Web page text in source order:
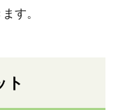
す。
ト